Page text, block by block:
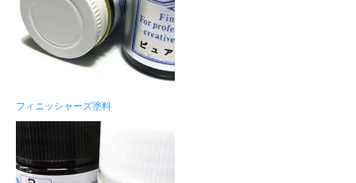
フィニッシャーズ塗料